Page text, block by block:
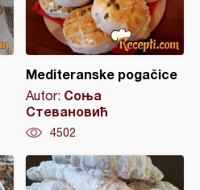
Mediteranske pogačice
Autor: Соња
Стевановић
4502